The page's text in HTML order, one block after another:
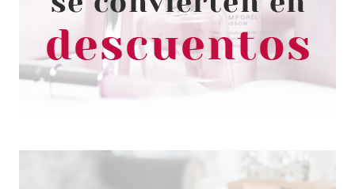
FOUNDATION M2N 30 ML
Pvr 62.00€
-36%
desde
39.90€